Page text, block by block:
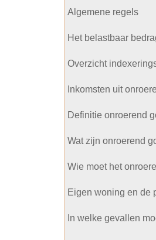
Algemene regels
Het belastbaar
Overzicht
Inkomsten uit
Definitie onroerend
Wat zijn onroerend
Wie moet het
Eigen woning en de
In welke gevallen